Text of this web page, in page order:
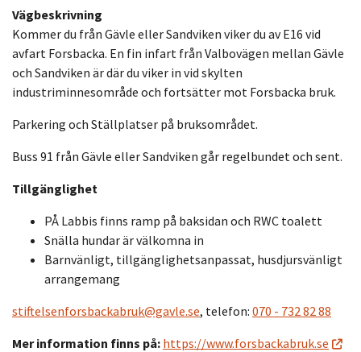
Vägbeskrivning
Kommer du från Gävle eller Sandviken viker du av E16 vid
avfart Forsbacka. En fin infart från Valbovägen mellan Gävle
och Sandviken är där du viker in vid skylten
industriminnesområde och fortsätter mot Forsbacka bruk.
Parkering och Ställplatser på bruksområdet.
Buss 91 från Gävle eller Sandviken går regelbundet och sent.
Tillgänglighet
PÅ Labbis finns ramp på baksidan och RWC toalett
Snälla hundar är välkomna in
Barnvänligt, tillgänglighetsanpassat, husdjursvänligt
arrangemang
stiftelsenforsbackabruk@gavle.se, telefon: 070 - 732 82 88
Mer information finns på: https://www.forsbackabruk.se